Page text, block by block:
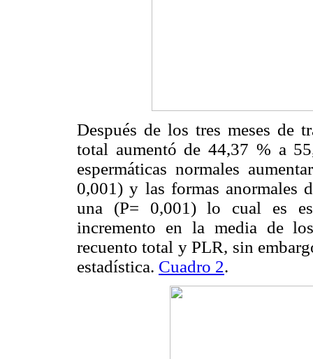
Después de los tres meses de
total aumentó de 44,37 % a
espermáticas normales
0,001) y las formas anormales
una (P= 0,001) lo cual es
incremento en la media de
recuento total y PLR, sin
estadística. Cuadro 2.